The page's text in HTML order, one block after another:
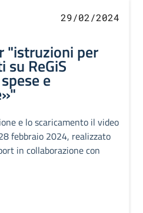
29/02/2024
"istruzioni per
su ReGiS
e
e lo scaricamento il video
febbraio 2024, realizzato
in collaborazione con